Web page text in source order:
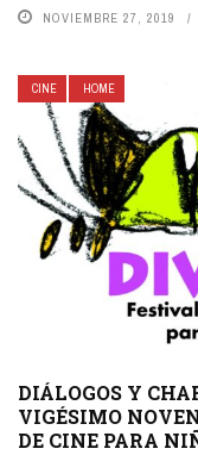
NOVIEMBRE 27, 2019
CINE HOME
DIÁLOGOS Y
VIGÉSIMO
DE CINE PARA